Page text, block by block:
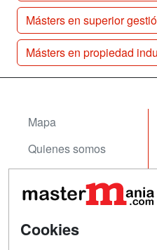
Másters en superior
Másters en propiedad
Mapa
Quienes somos
Acceso Usuarios
Acceso Centros
Cookies